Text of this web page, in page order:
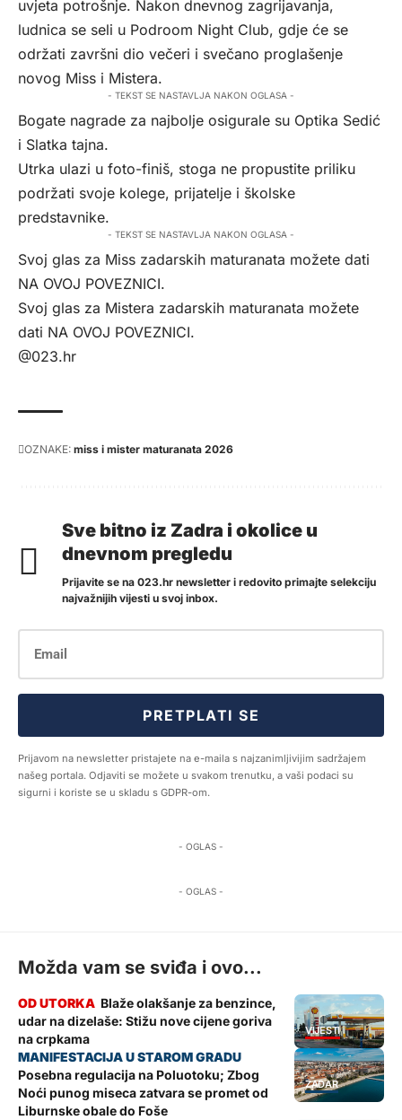
uvjeta potrošnje. Nakon dnevnog zagrijavanja,
ludnica se seli u Podroom Night Club, gdje će se
održati završni dio večeri i svečano proglašenje
novog Miss i Mistera.
- TEKST SE NASTAVLJA NAKON OGLASA -
Bogate nagrade za najbolje osigurale su Optika Sedić
i Slatka tajna.
Utrka ulazi u foto-finiš, stoga ne propustite priliku
podržati svoje kolege, prijatelje i školske
predstavnike.
- TEKST SE NASTAVLJA NAKON OGLASA -
Svoj glas za Miss zadarskih maturanata možete dati
NA OVOJ POVEZNICI.
Svoj glas za Mistera zadarskih maturanata možete
dati NA OVOJ POVEZNICI.
@023.hr
OZNAKE: miss i mister maturanata 2026
Sve bitno iz Zadra i okolice u
dnevnom pregledu
Prijavite se na 023.hr newsletter i redovito primajte selekciju
najvažnijih vijesti u svoj inbox.
PRETPLATI SE
Prijavom na newsletter pristajete na e-maila s najzanimljivijim sadržajem
našeg portala. Odjaviti se možete u svakom trenutku, a vaši podaci su
sigurni i koriste se u skladu s GDPR-om.
- OGLAS -
- OGLAS -
Možda vam se sviđa i ovo...
VIJESTI
Blaže olakšanje za benzince,
udar na dizelaše: Stižu nove cijene goriva
na crpkama
ZADAR
Posebna regulacija na Poluotoku; Zbog
Noći punog miseca zatvara se promet od
Liburnske obale do Foše